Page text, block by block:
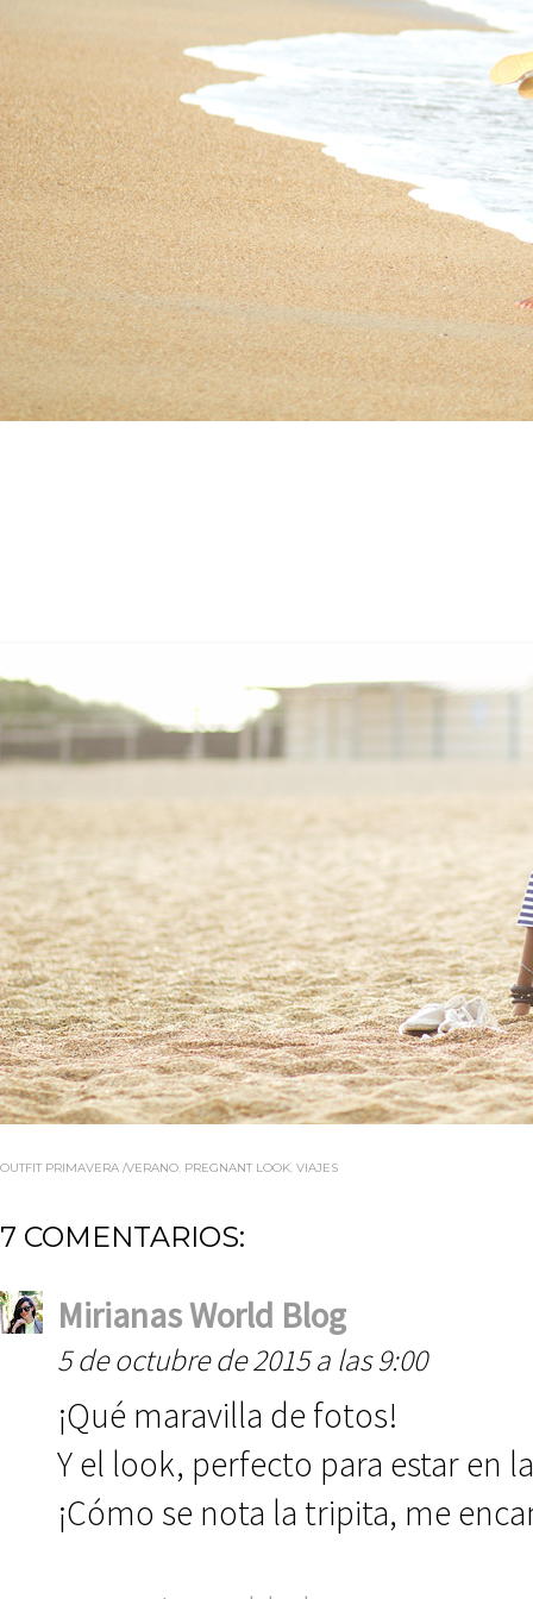
OUTFIT PRIMAVERA /VERANO, PREGNANT LOOK, VIAJES
7 COMENTARIOS:
Mirianas World Blog
5 de octubre de 2015 a las 9:00
¡Qué maravilla de fotos!
Y el look, perfecto para estar en
¡Cómo se nota la tripita, me